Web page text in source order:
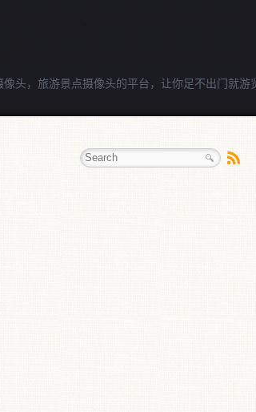
头，旅游景点摄像头的平台，让你足不出门就游